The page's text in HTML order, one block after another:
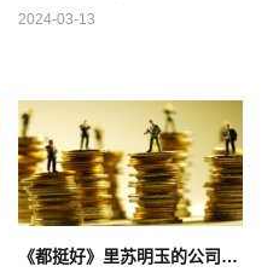
2024-03-13
《都挺好》里苏明玉的公司为何会内讧？会计学教授怎么看